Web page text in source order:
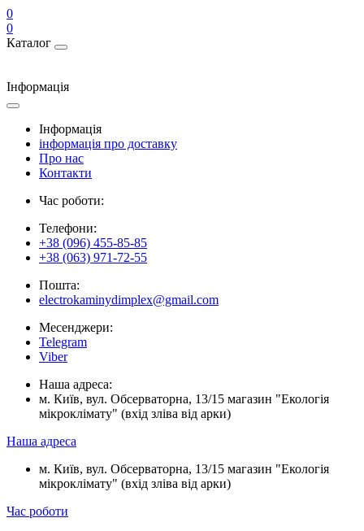
0
0
Каталог
Інформація
Інформація
інформація про доставку
Про нас
Контакти
Час роботи:
Телефони:
+38 (096) 455-85-85
+38 (063) 971-72-55
Пошта:
electrokaminydimplex@gmail.com
Месенджери:
Telegram
Viber
Наша адреса:
м. Київ, вул. Обсерваторна, 13/15 магазин "Екологія
мікроклімату" (вхід зліва від арки)
Наша адреса
м. Київ, вул. Обсерваторна, 13/15 магазин "Екологія
мікроклімату" (вхід зліва від арки)
Час роботи